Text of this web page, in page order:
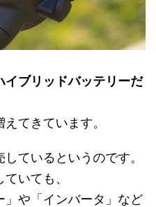
イブリッドバッテリーだ
てきています。
ているというのです。
いても、
」や「インバータ」など